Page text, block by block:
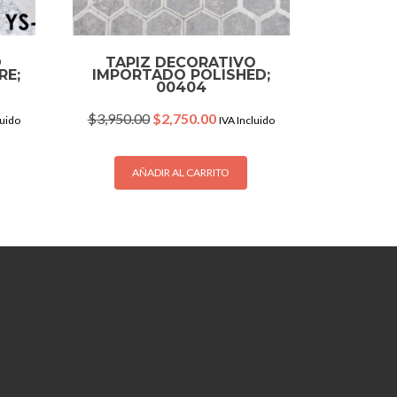
TAPIZ DECORATIVO
IMPORTADO POLISHED;
00404
$3,950.00 Original
was:
$3,950.00.
$2,750.00Current
is:
$2,750.00.
IVA Incluido
AÑADIR AL CARRITO